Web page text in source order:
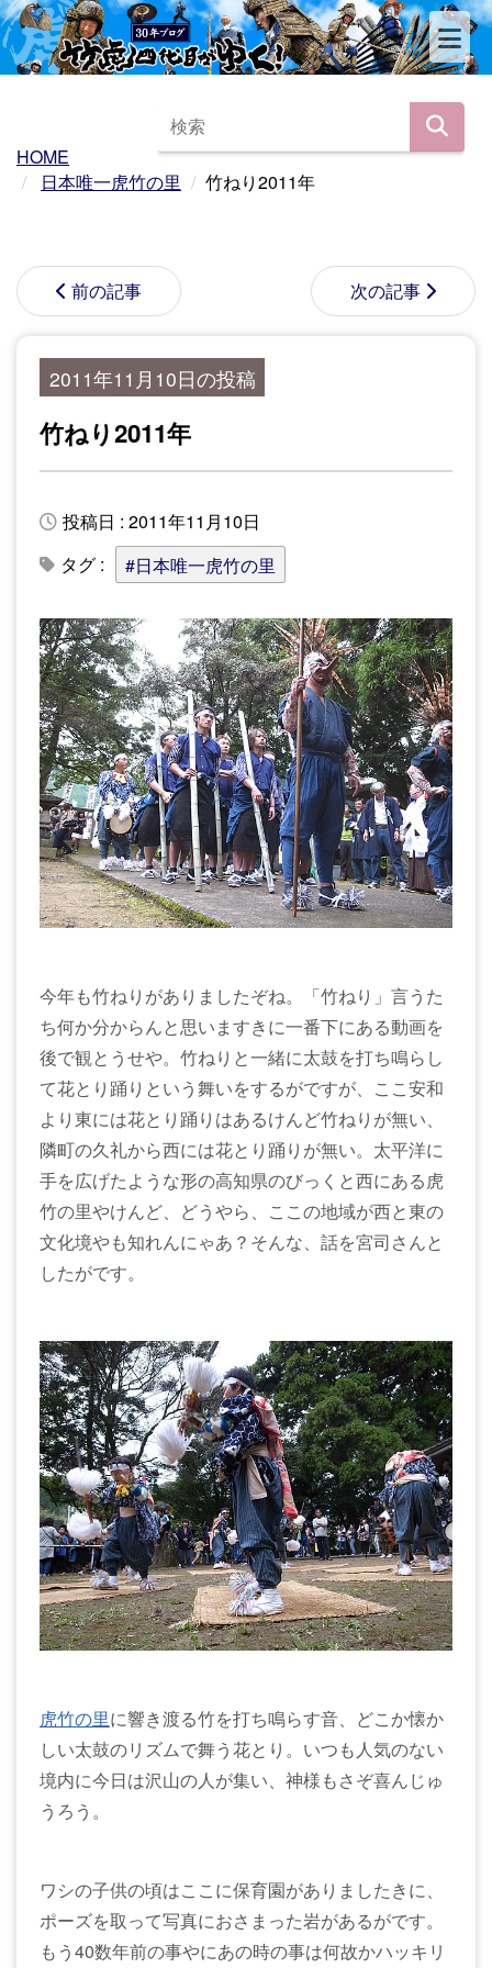
HOME
日本唯一虎竹の里
竹ねり2011年
前の記事 次の記事
2011年11月10日の投稿
竹ねり2011年
投稿日 : 2011年11月10日
タグ :
#日本唯一虎竹の里
今年も竹ねりがありましたぞね。「竹ねり」言うた
ち何か分からんと思いますきに一番下にある動画を
後で観とうせや。竹ねりと一緒に太鼓を打ち鳴らし
て花とり踊りという舞いをするがですが、ここ安和
より東には花とり踊りはあるけんど竹ねりが無い、
隣町の久礼から西には花とり踊りが無い。太平洋に
手を広げたような形の高知県のびっくと西にある虎
竹の里やけんど、どうやら、ここの地域が西と東の
文化境やも知れんにゃあ？そんな、話を宮司さんと
したがです。
虎竹の里に響き渡る竹を打ち鳴らす音、どこか懐か
しい太鼓のリズムで舞う花とり。いつも人気のない
境内に今日は沢山の人が集い、神様もさぞ喜んじゅ
うろう。
ワシの子供の頃はここに保育園がありましたきに、
ポーズを取って写真におさまった岩があるがです。
もう40数年前の事やにあの時の事は何故かハッキリ